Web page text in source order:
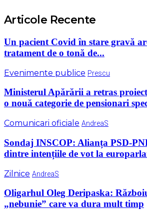
Articole Recente
Un pacient Covid în stare gravă
tratament de o tonă de...
Evenimente publice Prescu
Ministerul Apărării a retras
o nouă categorie de pensionari
Comunicari oficiale AndreaS
Sondaj INSCOP: Alianța PSD-
dintre intențiile de vot la
Zilnice AndreaS
Oligarhul Oleg Deripaska:
„nebunie” care va dura mult timp